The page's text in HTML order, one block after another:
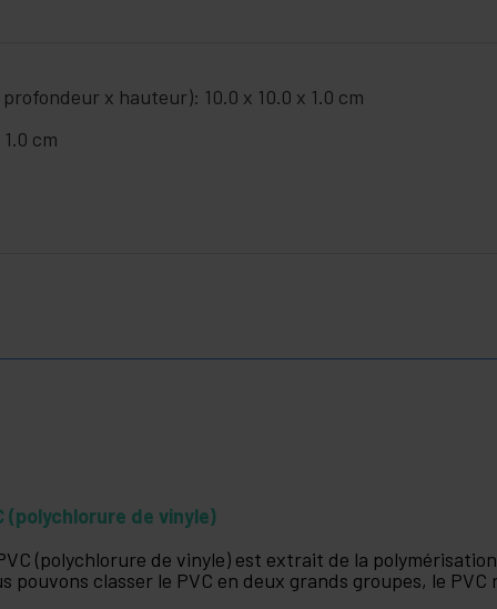
x hauteur): 10.0 x 10.0 x 1.0 cm
cm
(polychlorure de vinyle)
(polychlorure de vinyle) est extrait de la
pouvons classer le PVC en deux grands groupes, le